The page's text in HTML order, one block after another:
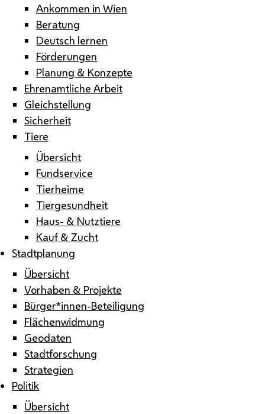
Ankommen in Wien
Beratung
Deutsch lernen
Förderungen
Planung & Konzepte
Ehrenamtliche Arbeit
Gleichstellung
Sicherheit
Tiere
Übersicht
Fundservice
Tierheime
Tiergesundheit
Haus- & Nutztiere
Kauf & Zucht
Stadtplanung
Übersicht
Vorhaben & Projekte
Bürger*innen-Beteiligung
Flächenwidmung
Geodaten
Stadtforschung
Strategien
Politik
Übersicht